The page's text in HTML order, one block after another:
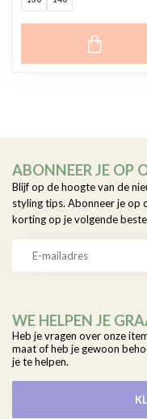
WE HELPEN JE
Heb je vragen over onze
maat of heb je gewoon
je te helpen.
ABONNEER JE OP
Blijf op de hoogte van de
styling tips. Abonneer je op
korting op je volgende